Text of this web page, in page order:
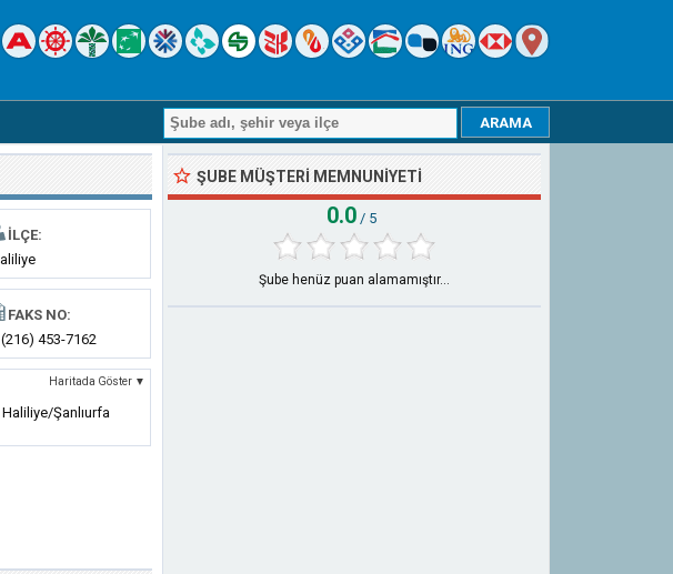
İLÇE:
FAKS NO:
453-7162
Haritada Göster ▼
Şanlıurfa
ŞUBE MÜŞTERI MEMNUNIYETI
0.0 / 5
Şube henüz puan alamamıştır...